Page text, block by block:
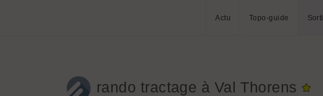
Actu Topo-guide
rando tractage à Val Thorens